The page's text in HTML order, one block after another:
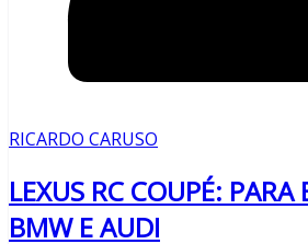
RICARDO CARUSO
LEXUS RC COUPÉ: PARA
BMW E AUDI